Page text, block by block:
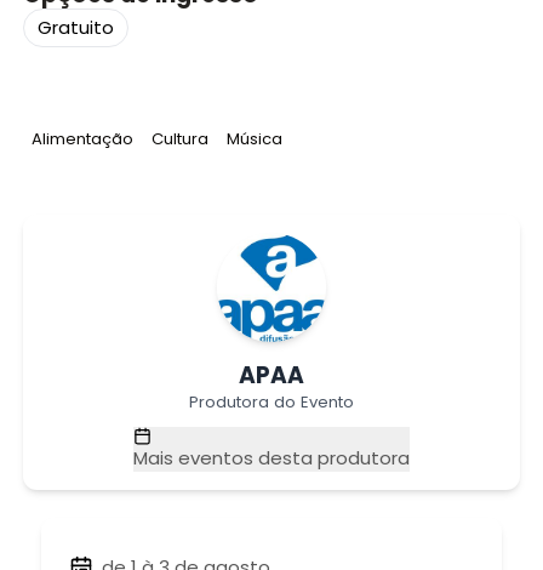
Gratuito
Tag:
Alimentação Tag:
Cultura Tag:
Música
APAA
Produtora do Evento
Mais eventos desta produtora